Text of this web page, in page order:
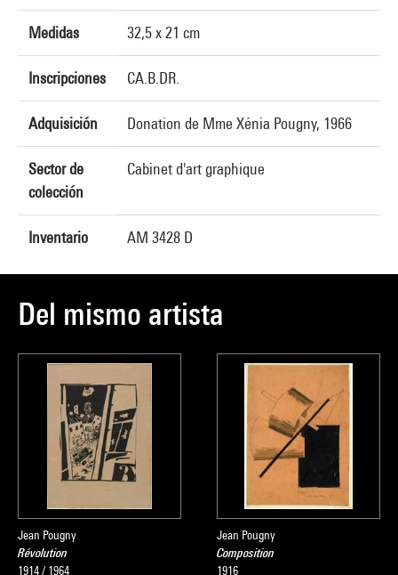
Medidas 32,5 x 21 cm
Inscripciones CA.B.DR.
Adquisición Donation de Mme Xénia Pougny, 1966
Sector de
colección
Cabinet d'art graphique
Inventario AM 3428 D
Del mismo artista
Jean Pougny
Révolution
1914 / 1964
Jean Pougny
Composition
1916